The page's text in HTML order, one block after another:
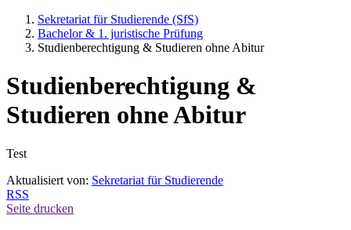
Sekretariat für Studierende (SfS)
Bachelor & 1. juristische Prüfung
Studienberechtigung & Studieren ohne Abitur
Studienberechtigung &
Studieren ohne Abitur
Test
Aktualisiert von: Sekretariat für Studierende
RSS
Seite drucken